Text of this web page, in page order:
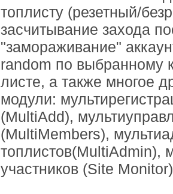
топлисту (резетный/
засчитывание захода
"замораживание"
random по выбранному
листе, а также многое
модули:
(MultiAdd),
(MultiMembers),
топлистов(MultiAdmin),
участников (Site